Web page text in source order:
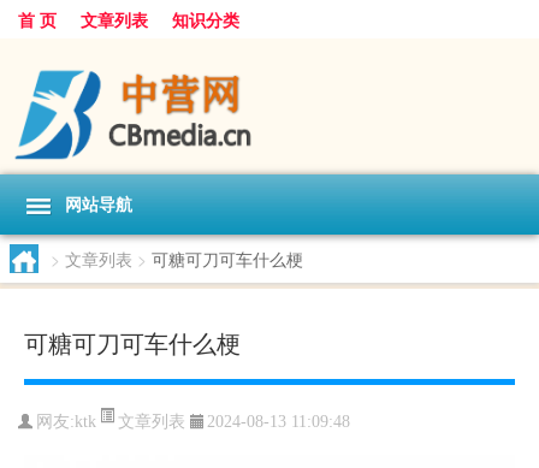
首 页 文章列表 知识分类
网站导航
> 文章列表 > 可糖可刀可车什么梗
可糖可刀可车什么梗
网友:ktk 文章列表 2024-08-13 11:09:48